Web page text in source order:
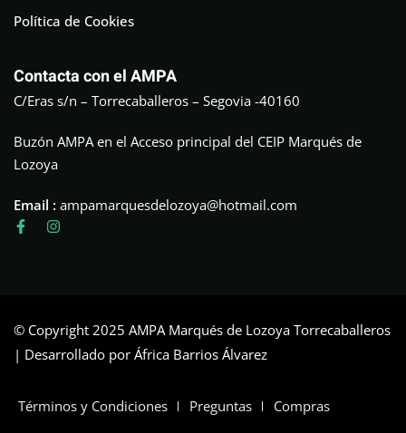
Política de Cookies
Contacta con el AMPA
C/Eras s/n – Torrecaballeros – Segovia -40160
Buzón AMPA en el Acceso principal del CEIP Marqués de
Lozoya
Email : ampamarquesdelozoya@hotmail.com
© Copyright 2025 AMPA Marqués de Lozoya Torrecaballeros
| Desarrollado por África Barrios Álvarez
Términos y Condiciones Preguntas Compras